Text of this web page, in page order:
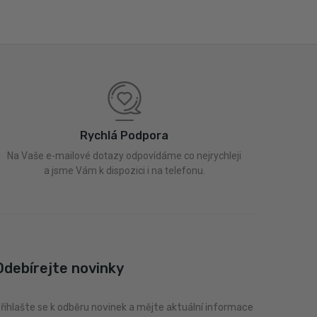
Rychlá Podpora
Na Vaše e-mailové dotazy odpovídáme co nejrychleji
a jsme Vám k dispozici i na telefonu.
novinky
se k odběru novinek a mějte aktuální informace